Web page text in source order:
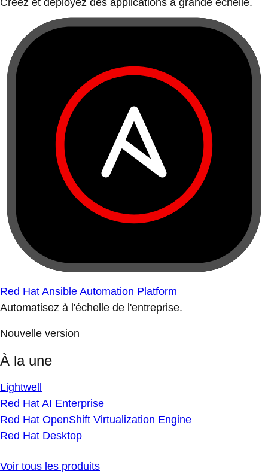
Créez et déployez des applications à grande échelle.
Red Hat Ansible Automation Platform
Automatisez à l'échelle de l'entreprise.
Nouvelle version
À la une
Lightwell
Red Hat AI Enterprise
Red Hat OpenShift Virtualization Engine
Red Hat Desktop
Voir tous les produits